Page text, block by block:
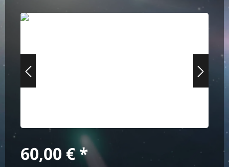
Bildergalerie überspringen
Regulärer Preis:
60,00 €